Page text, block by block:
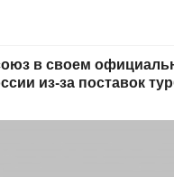
в своем
из-за поставок